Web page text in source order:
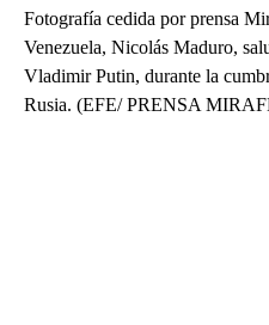
Fotografía cedida por prensa
Venezuela, Nicolás Maduro,
Vladimir Putin, durante la
Rusia. (EFE/ PRENSA